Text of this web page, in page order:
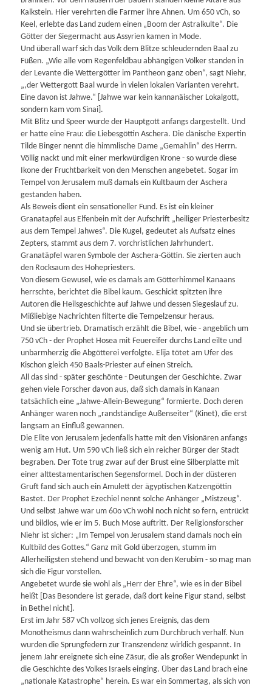
Kalkstein. Hier verehrten die Farmer ihre Ahnen. Um 650 vCh, so
Keel, erlebte das Land zudem einen „Boom der Astralkulte“. Die
Götter der Siegermacht aus Assyrien kamen in Mode.
Und überall warf sich das Volk dem Blitze schleudernden Baal zu
Füßen. „Wie alle vom Regenfeldbau abhängigen Völker standen in
der Levante die Wettergötter im Pantheon ganz oben“, sagt Niehr,
„,der Wettergott Baal wurde in vielen lokalen Varianten verehrt.
Eine davon ist Jahwe.“ [Jahwe war kein kannanäischer Lokalgott,
sondern kam vom Sinai].
Mit Blitz und Speer wurde der Hauptgott anfangs dargestellt. Und
er hatte eine Frau: die Liebesgöttin Aschera. Die dänische Expertin
Tilde Binger nennt die himmlische Dame „Gemahlin“ des Herrn.
Völlig nackt und mit einer merkwürdigen Krone - so wurde diese
Ikone der Fruchtbarkeit von den Menschen angebetet. Sogar im
Tempel von Jerusalem muß damals ein Kultbaum der Aschera
gestanden haben.
Als Beweis dient ein sensationeller Fund. Es ist ein kleiner
Granatapfel aus Elfenbein mit der Aufschrift „heiliger Priesterbesitz
aus dem Tempel Jahwes“. Die Kugel, gedeutet als Aufsatz eines
Zepters, stammt aus dem 7. vorchristlichen Jahrhundert.
Granatäpfel waren Symbole der Aschera-Göttin. Sie zierten auch
den Rocksaum des Hohepriesters.
Von diesem Gewusel, wie es damals am Götterhimmel Kanaans
herrschte, berichtet die Bibel kaum. Geschickt spitzten ihre
Autoren die Heilsgeschichte auf Jahwe und dessen Siegeslauf zu.
Mißliebige Nachrichten filterte die Tempelzensur heraus.
Und sie übertrieb. Dramatisch erzählt die Bibel, wie - angeblich um
750 vCh - der Prophet Hosea mit Feuereifer durchs Land eilte und
unbarmherzig die Abgötterei verfolgte. Elija tötet am Ufer des
Kischon gleich 450 Baals-Priester auf einen Streich.
All das sind - später geschönte - Deutungen der Geschichte. Zwar
gehen viele Forscher davon aus, daß sich damals in Kanaan
tatsächlich eine „Jahwe-Allein-Bewegung“ formierte. Doch deren
Anhänger waren noch „randständige Außenseiter“ (Kinet), die erst
langsam an Einfluß gewannen.
Die Elite von Jerusalem jedenfalls hatte mit den Visionären anfangs
wenig am Hut. Um 590 vCh ließ sich ein reicher Bürger der Stadt
begraben. Der Tote trug zwar auf der Brust eine Silberplatte mit
einer alttestamentarischen Segensformel. Doch in der düsteren
Gruft fand sich auch ein Amulett der ägyptischen Katzengöttin
Bastet. Der Prophet Ezechiel nennt solche Anhänger „Mistzeug“.
Und selbst Jahwe war um 60o vCh wohl noch nicht so fern, entrückt
und bildlos, wie er im 5. Buch Mose auftritt. Der Religionsforscher
Niehr ist sicher: „Im Tempel von Jerusalem stand damals noch ein
Kultbild des Gottes.“ Ganz mit Gold überzogen, stumm im
Allerheiligsten stehend und bewacht von den Kerubim - so mag man
sich die Figur vorstellen.
Angebetet wurde sie wohl als „Herr der Ehre“, wie es in der Bibel
heißt [Das Besondere ist gerade, daß dort keine Figur stand, selbst
in Bethel nicht].
Erst im Jahr 587 vCh vollzog sich jenes Ereignis, das dem
Monotheismus dann wahrscheinlich zum Durchbruch verhalf. Nun
wurden die Sprungfedern zur Transzendenz wirklich gespannt. In
jenem Jahr ereignete sich eine Zäsur, die als großer Wendepunkt in
die Geschichte des Volkes Israels einging. Über das Land brach eine
„nationale Katastrophe“ herein. Es war ein Sommertag, als sich von